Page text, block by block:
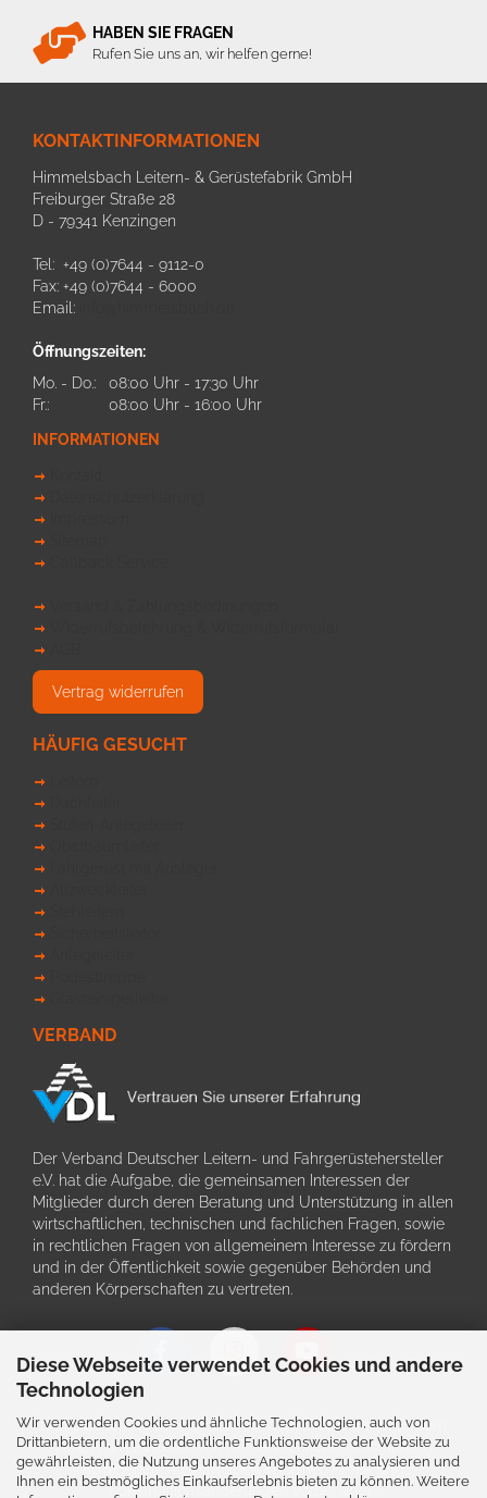
Diese Webseite verwendet Cookies und andere
Technologien
Wir verwenden Cookies und ähnliche Technologien, auch von
Drittanbietern, um die ordentliche Funktionsweise der Website zu
gewährleisten, die Nutzung unseres Angebotes zu analysieren und
Ihnen ein bestmögliches Einkaufserlebnis bieten zu können. Weitere
HABEN SIE FRAGEN
Rufen Sie uns an, wir helfen gerne!
KONTAKTINFORMATIONEN
Himmelsbach Leitern- & Gerüstefabrik GmbH
Freiburger Straße 28
D - 79341 Kenzingen
Tel: +49 (0)7644 - 9112-0
Fax: +49 (0)7644 - 6000
Email:
Öffnungszeiten:
Mo. - Do.:
08:00 Uhr - 17:30 Uhr
Fr.:
08:00 Uhr - 16:00 Uhr
INFORMATIONEN
Vertrag widerrufen
HÄUFIG GESUCHT
VERBAND
Der Verband Deutscher Leitern- und Fahrgerüstehersteller
e.V. hat die Aufgabe, die gemeinsamen Interessen der
Mitglieder durch deren Beratung und Unterstützung in allen
wirtschaftlichen, technischen und fachlichen Fragen, sowie
in rechtlichen Fragen von allgemeinem Interesse zu fördern
und in der Öffentlichkeit sowie gegenüber Behörden und
anderen Körperschaften zu vertreten.
Schriftliche Angaben zu den Produkten und deren Bildern
können im Einzefall von der tatsächlichen Ausführung
abweichen. Auch bleiben Irrtürmer, Preis- und
Konstruktionsänderungen vorbehalten.